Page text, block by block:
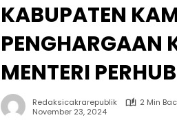
KABUPATEN
PENGHARGAAN
MENTERI
Redaksicakrarepublik
2 Min
November 23, 2024